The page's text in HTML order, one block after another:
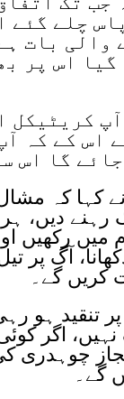
چلے گئے
والی بات
اس پر
کریٹیکل
اس کے کہ
گا اس
کہا کہ
رہنے دیں،
میں
آگ پر
کریں گے۔
تنقید ہو
نہیں، اگر
چوہدری
گے۔